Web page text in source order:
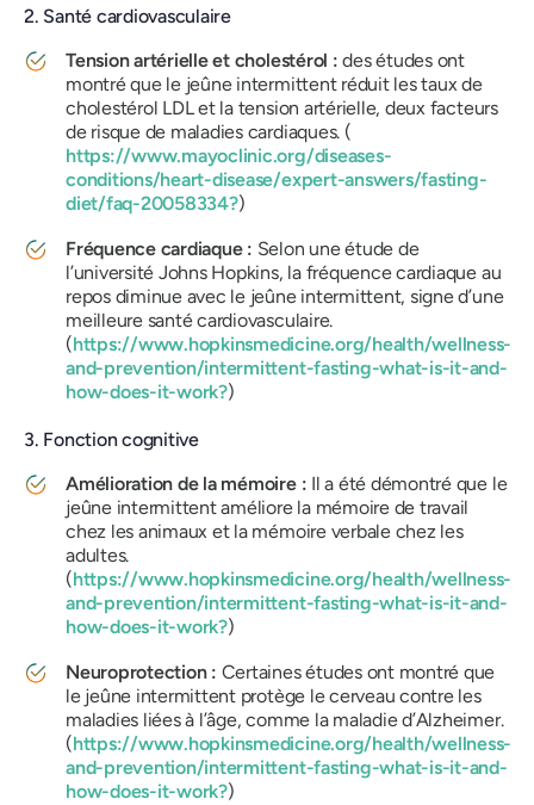
2. Santé cardiovasculaire
Tension artérielle et cholestérol : des études ont
montré que le jeûne intermittent réduit les taux de
cholestérol LDL et la tension artérielle, deux facteurs
de risque de maladies cardiaques. (
https://www.mayoclinic.org/diseases-
conditions/heart-disease/expert-answers/fasting-
diet/faq-20058334?)
Fréquence cardiaque : Selon une étude de
l’université Johns Hopkins, la fréquence cardiaque au
repos diminue avec le jeûne intermittent, signe d’une
meilleure santé cardiovasculaire.
(https://www.hopkinsmedicine.org/health/wellness-
and-prevention/intermittent-fasting-what-is-it-and-
how-does-it-work?)
3. Fonction cognitive
Amélioration de la mémoire : Il a été démontré que le
jeûne intermittent améliore la mémoire de travail
chez les animaux et la mémoire verbale chez les
adultes.
(https://www.hopkinsmedicine.org/health/wellness-
and-prevention/intermittent-fasting-what-is-it-and-
how-does-it-work?)
Neuroprotection : Certaines études ont montré que
le jeûne intermittent protège le cerveau contre les
maladies liées à l’âge, comme la maladie d’Alzheimer.
(https://www.hopkinsmedicine.org/health/wellness-
and-prevention/intermittent-fasting-what-is-it-and-
how-does-it-work?)